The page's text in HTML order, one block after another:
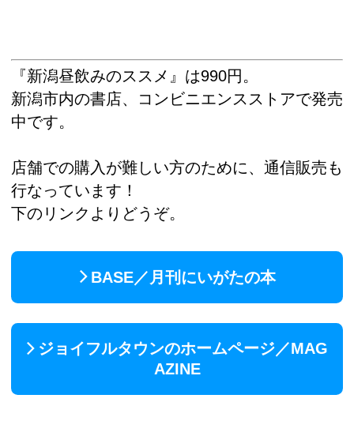
『新潟昼飲みのススメ』は990円。
新潟市内の書店、コンビニエンスストアで発売
中です。
店舗での購入が難しい方のために、通信販売も
行なっています！
下のリンクよりどうぞ。
BASE／月刊にいがたの本
ジョイフルタウンのホームページ／MAG
AZINE